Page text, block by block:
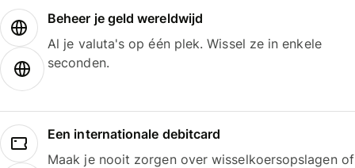
Beheer je geld wereldwijd
Al je valuta's op één plek. Wissel ze in enkele
seconden.
Een internationale debitcard
Maak je nooit zorgen over wisselkoersopslagen of